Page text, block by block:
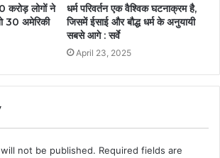
करोड़ लोगों ने
30 अमेरिकी
धर्म परिवर्तन एक वैश्विक घटनाक्रम है,
जिसमें ईसाई और बौद्ध धर्म के अनुयायी
सबसे आगे : सर्वे
April 23, 2025
not be published. Required fields are